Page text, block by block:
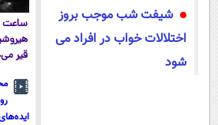
شیفت شب موجب بروز
اختلالات خواب در افراد می
شود
قیر